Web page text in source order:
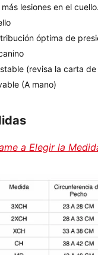
más lesiones en el
óptima de
(revisa la carta
(A mano)
a Elegir la